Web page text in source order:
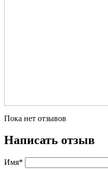
Пока нет отзывов
Написать отзыв
Имя*